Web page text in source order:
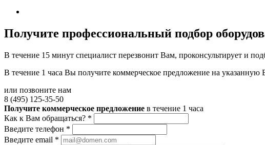
Получите профессиональный подбор
В течение 15 минут специалист перезвонит Вам, проконсультирует и
В течение 1 часа Вы получите коммерческое предложение на указанную
или позвоните нам
8 (495) 125-35-50
Получите коммерческое предложение в течение 1 часа
Как к Вам обращаться? *
Введите телефон *
Введите email *